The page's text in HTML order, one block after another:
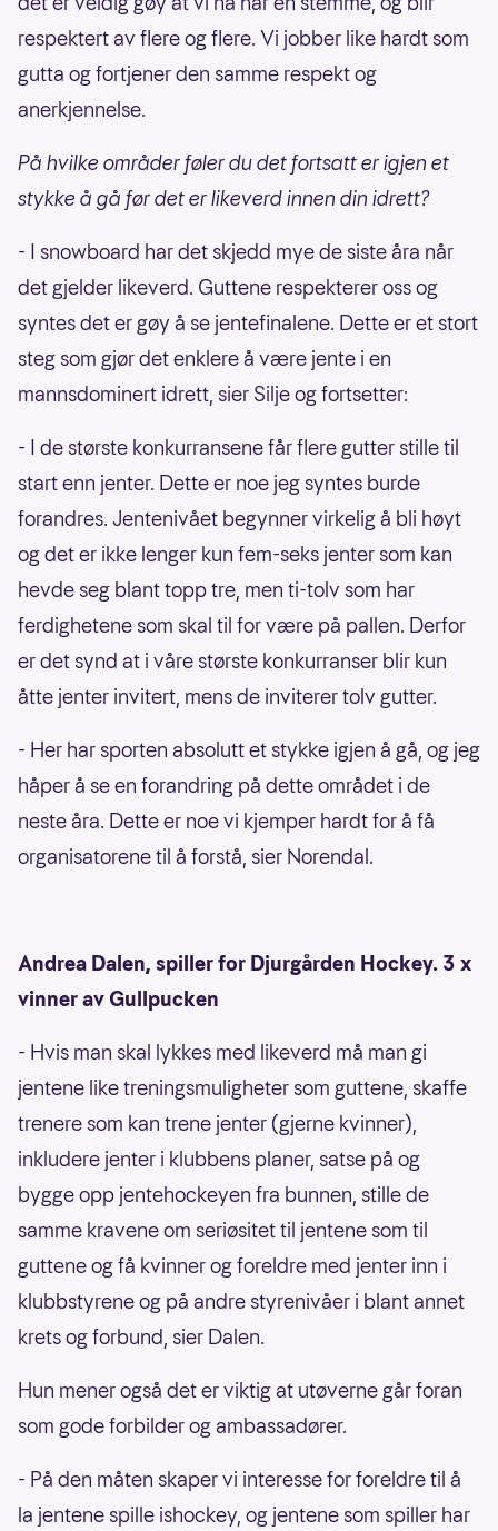
respektert av flere og flere. Vi jobber like hardt som
gutta og fortjener den samme respekt og
anerkjennelse.
På hvilke områder føler du det fortsatt er igjen et
stykke å gå før det er likeverd innen din idrett?
- I snowboard har det skjedd mye de siste åra når
det gjelder likeverd. Guttene respekterer oss og
syntes det er gøy å se jentefinalene. Dette er et stort
steg som gjør det enklere å være jente i en
mannsdominert idrett, sier Silje og fortsetter:
- I de største konkurransene får flere gutter stille til
start enn jenter. Dette er noe jeg syntes burde
forandres. Jentenivået begynner virkelig å bli høyt
og det er ikke lenger kun fem-seks jenter som kan
hevde seg blant topp tre, men ti-tolv som har
ferdighetene som skal til for være på pallen. Derfor
er det synd at i våre største konkurranser blir kun
åtte jenter invitert, mens de inviterer tolv gutter.
- Her har sporten absolutt et stykke igjen å gå, og jeg
håper å se en forandring på dette området i de
neste åra. Dette er noe vi kjemper hardt for å få
organisatorene til å forstå, sier Norendal.
Andrea Dalen, spiller for Djurgården Hockey. 3 x
vinner av Gullpucken
- Hvis man skal lykkes med likeverd må man gi
jentene like treningsmuligheter som guttene, skaffe
trenere som kan trene jenter (gjerne kvinner),
inkludere jenter i klubbens planer, satse på og
bygge opp jentehockeyen fra bunnen, stille de
samme kravene om seriøsitet til jentene som til
guttene og få kvinner og foreldre med jenter inn i
klubbstyrene og på andre styrenivåer i blant annet
krets og forbund, sier Dalen.
Hun mener også det er viktig at utøverne går foran
som gode forbilder og ambassadører.
- På den måten skaper vi interesse for foreldre til å
la jentene spille ishockey, og jentene som spiller har